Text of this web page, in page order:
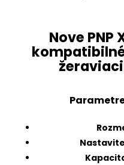
Nove PNP
Parametre